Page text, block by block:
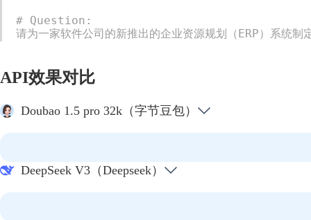
# Question:
请为一家软件公司的新推出的企业资源规划（ERP）系统
API效果对比
Doubao 1.5 pro 32k（字节豆包）
DeepSeek V3（Deepseek）